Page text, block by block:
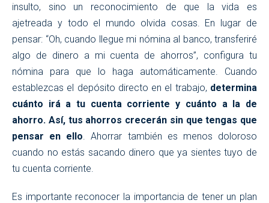
insulto, sino un reconocimiento de que la vida es
ajetreada y todo el mundo olvida cosas. En lugar de
pensar: “Oh, cuando llegue mi nómina al banco, transferiré
algo de dinero a mi cuenta de ahorros”, configura tu
nómina para que lo haga automáticamente. Cuando
establezcas el depósito directo en el trabajo, determina
cuánto irá a tu cuenta corriente y cuánto a la de
ahorro. Así, tus ahorros crecerán sin que tengas que
pensar en ello . Ahorrar también es menos doloroso
cuando no estás sacando dinero que ya sientes tuyo de
tu cuenta corriente.
Es importante reconocer la importancia de tener un plan